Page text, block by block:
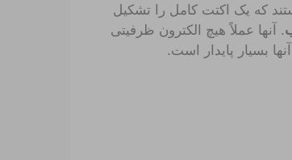
هستند که یک اکتت کامل را تشکیل
. آنها عملاً هیچ الکترون ظرفیتی
بسیار پایدار است.